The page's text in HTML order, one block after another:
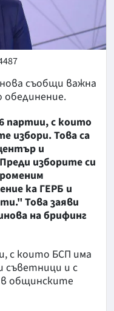
съобщи важна
обединение.
партии, с които
избори. Това са
и
изборите си
ка ГЕРБ и
Това заяви
на брифинг
с които БСП има
съветници и с
общинските